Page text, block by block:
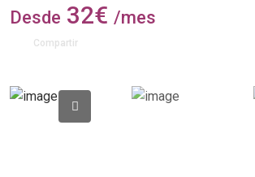
Desde 32€ /mes
Compartir